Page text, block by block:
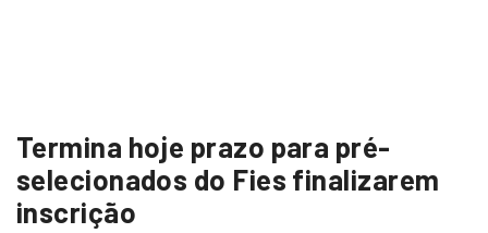
Termina hoje prazo para pré-
selecionados do Fies finalizarem
inscrição